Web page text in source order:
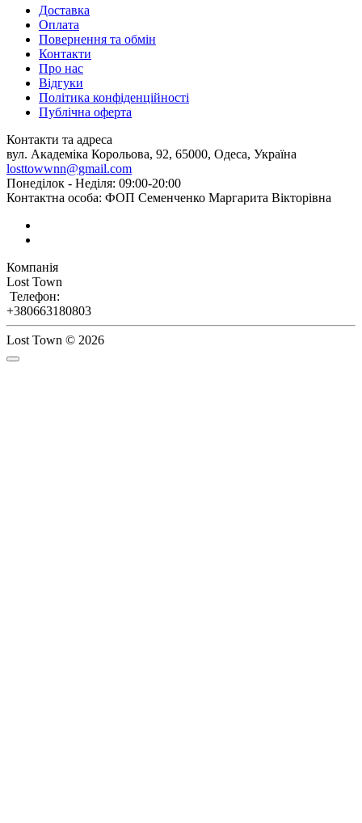
Доставка
Оплата
Повернення та обмін
Контакти
Про нас
Відгуки
Політика конфіденційності
Публічна оферта
Контакти та адреса
вул. Академіка Корольова, 92, 65000, Одеса, Україна
losttowwnn@gmail.com
Понеділок - Неділя: 09:00-20:00
Контактна особа: ФОП Семенченко Маргарита Вікторівна
Компанія
Lost Town
Телефон:
+380663180803
Lost Town © 2026